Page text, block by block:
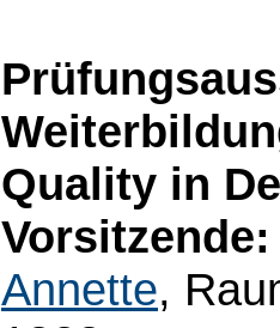
Quality in
Vorsitzende:
Annette,